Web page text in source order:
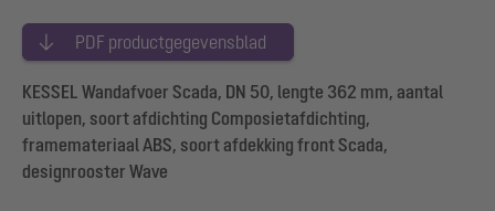
PDF productgegevensblad
KESSEL Wandafvoer Scada, DN 50, lengte 362 mm, aantal
uitlopen, soort afdichting Composietafdichting,
framemateriaal ABS, soort afdekking front Scada,
designrooster Wave